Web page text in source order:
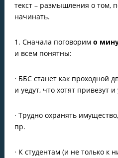
текст – размышления о том,
начинать.
1. Сначала поговорим о
и всем понятны:
· ББС станет как проходной
и уедут, что хотят привезут и
· Трудно охранять
пр.
· К студентам (и не только к